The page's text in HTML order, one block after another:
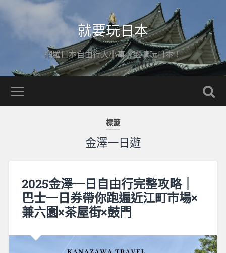
就要玩日本
網羅日本自由行大小事，盡情玩日本！
標籤
金澤一日遊
2025金澤一日自由行完整攻略｜
巴士一日券帶你跑遍近江町市場×
兼六園×茶屋街×鼓門